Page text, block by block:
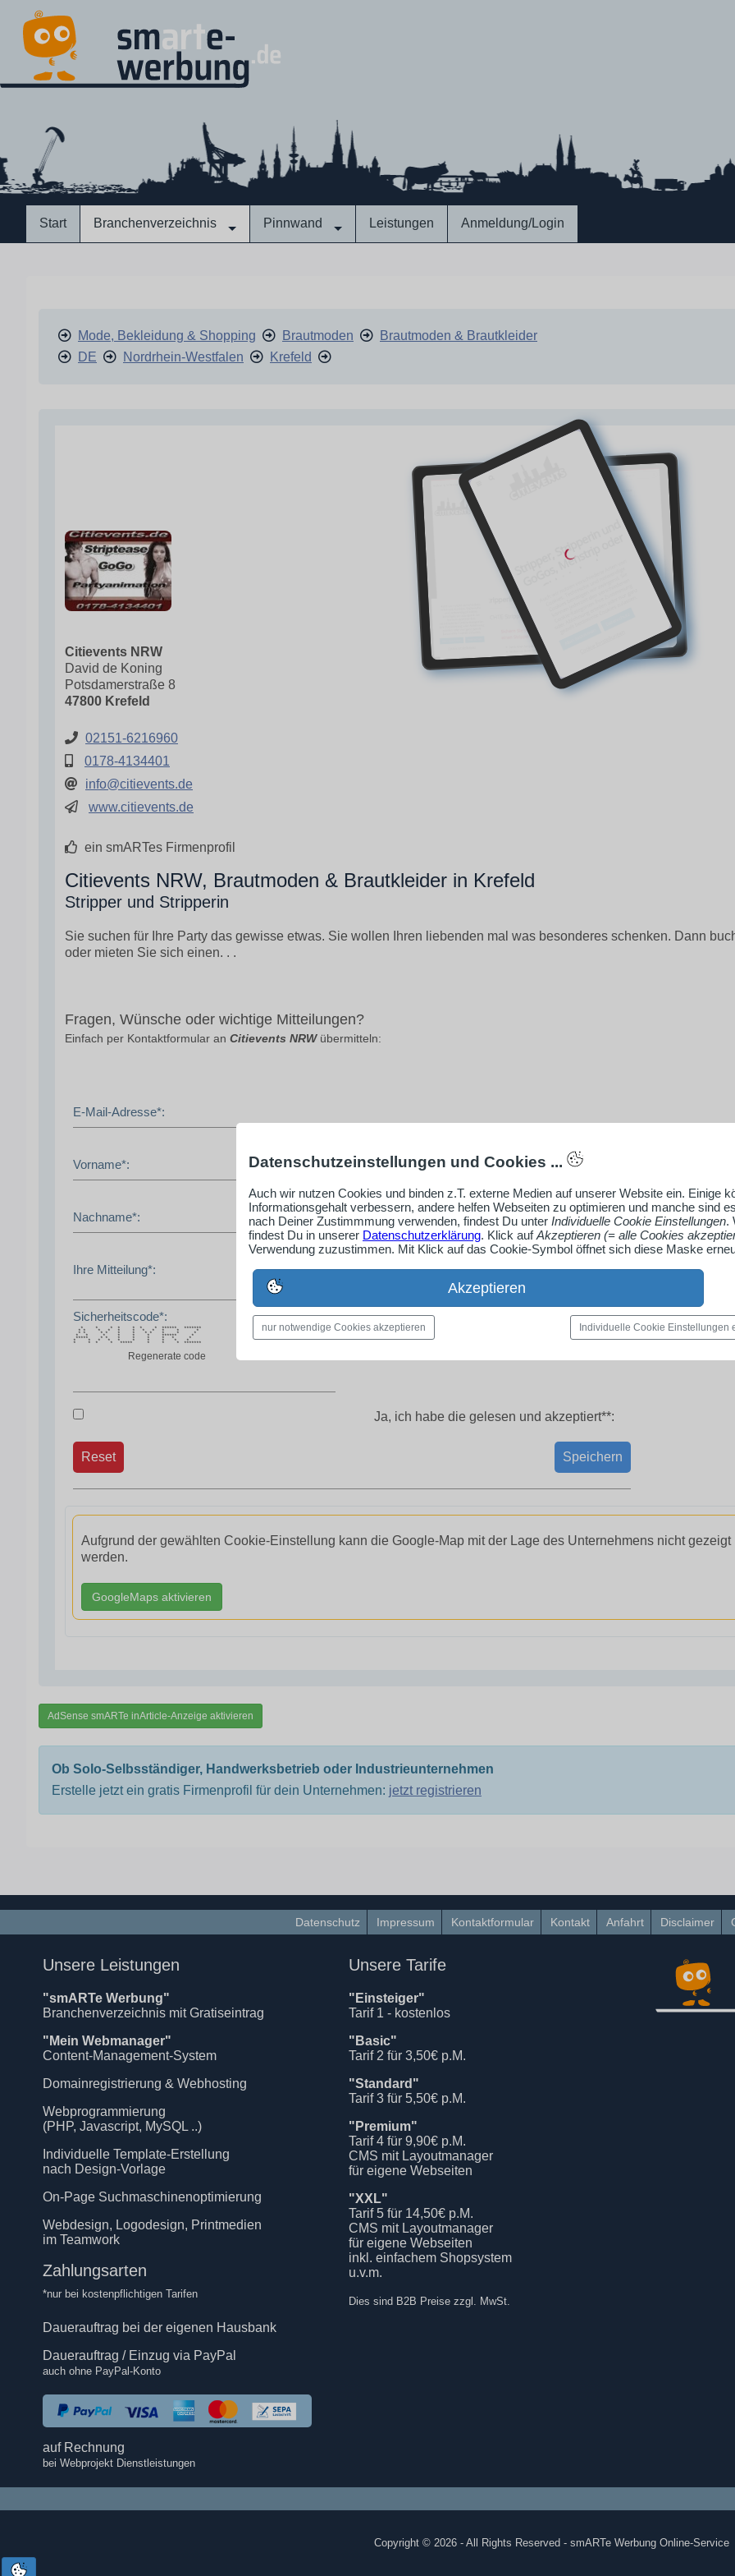
Start Branchenverzeichnis Pinnwand Leistungen Anmeldung/Login
Mode, Bekleidung & Shopping Brautmoden
Brautmoden & Brautkleider
DE
Nordrhein-Westfalen Krefeld
Citievents NRW
David de Koning
Potsdamerstraße 8
47800 Krefeld
02151-6216960
0178-4134401
info@citievents.de
www.citievents.de
ein smARTes Firmenprofil
Citievents NRW, Brautmoden & Brautkleider in Krefeld
Stripper und Stripperin
Sie suchen für Ihre Party das gewisse etwas. Sie wollen Ihren liebenden mal was besonderes schenken. Dann
oder mieten Sie sich einen. . .
Fragen, Wünsche oder wichtige Mitteilungen?
Einfach per Kontaktformular an Citievents NRWübermitteln:
E-Mail-Adresse*:
Vorname*:
Nachname*:
Ihre Mitteilung*:
Sicherheitscode*:
* * * * * * * ****** *******
* * * * * * * * * * *
* * * * * * * * * * *
* * * * * * ****** *
***** * * * * * * * *
* * * * * * * * * *
* * * * ***** * * * *******
Regenerate code
Ja, ich habe die gelesen und akzeptiert**:
Speichern
Reset
Aufgrund der gewählten Cookie-Einstellung kann die Google-Map mit der Lage des Unternehmens nicht gezeigt
werden.
GoogleMaps aktivieren
AdSense smARTe inArticle-Anzeige aktivieren
Ob Solo-Selbsständiger, Handwerksbetrieb oder Industrieunternehmen
Erstelle jetzt ein gratis Firmenprofil für dein Unternehmen: jetzt registrieren
Datenschutz Impressum Kontaktformular Kontakt Anfahrt Disclaimer
Unsere Leistungen
"smARTe Werbung"
Branchenverzeichnis mit Gratiseintrag
"Mein Webmanager"
Content-Management-System
Domainregistrierung & Webhosting
Webprogrammierung
(PHP, Javascript, MySQL ..)
Individuelle Template-Erstellung
nach Design-Vorlage
On-Page Suchmaschinenoptimierung
Webdesign, Logodesign, Printmedien
im Teamwork
Zahlungsarten
*nur bei kostenpflichtigen Tarifen
Dauerauftrag bei der eigenen Hausbank
Dauerauftrag / Einzug via PayPal
auch ohne PayPal-Konto
auf Rechnung
bei Webprojekt Dienstleistungen
Unsere Tarife
"Einsteiger"
Tarif 1 - kostenlos
"Basic"
Tarif 2 für 3,50€ p.M.
"Standard"
Tarif 3 für 5,50€ p.M.
"Premium"
Tarif 4 für 9,90€ p.M.
CMS mit Layoutmanager
für eigene Webseiten
"XXL"
Tarif 5 für 14,50€ p.M.
CMS mit Layoutmanager
für eigene Webseiten
inkl. einfachem Shopsystem
u.v.m.
Dies sind B2B Preise zzgl. MwSt.
Copyright © 2026 - All Rights Reserved - smARTe Werbung Online-Service
Datenschutzeinstellungen und Cookies ...
Auch wir nutzen Cookies und binden z.T. externe Medien auf unserer Website ein. Einige
Informationsgehalt verbessern, andere helfen Webseiten zu optimieren und manche sind
nach Deiner Zustimmmung verwenden, findest Du unter Individuelle Cookie Einstellungen.
findest Du in unserer Datenschutzerklärung. Klick aufAkzeptieren (= alle Cookies
Verwendung zuzustimmen. Mit Klick auf das Cookie-Symbol öffnet sich diese Maske
Akzeptieren
nur notwendige Cookies akzeptieren Individuelle Cookie Einstellungen